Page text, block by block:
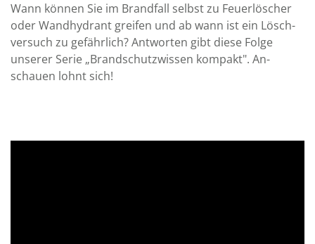
Wann können Sie im Brand­fall selbst zu Feuer­löscher
oder Wand­hydrant greifen und ab wann ist ein Lösch­
versuch zu gefährlich? Ant­worten gibt diese Folge
unserer Serie „Brandschutzwissen kompakt". An­
schauen lohnt sich!